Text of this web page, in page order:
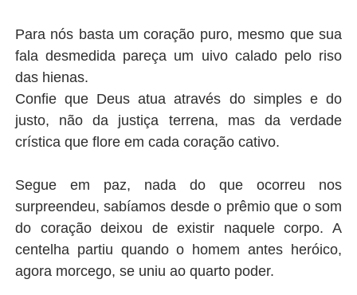
Para nós basta um coração puro, mesmo que sua
fala desmedida pareça um uivo calado pelo riso
das hienas.
Confie que Deus atua através do simples e do
justo, não da justiça terrena, mas da verdade
crística que flore em cada coração cativo.
Segue em paz, nada do que ocorreu nos
surpreendeu, sabíamos desde o prêmio que o som
do coração deixou de existir naquelecorpo. A
centelha partiu quando o homem antes heróico,
agora morcego, se uniu ao quarto poder.